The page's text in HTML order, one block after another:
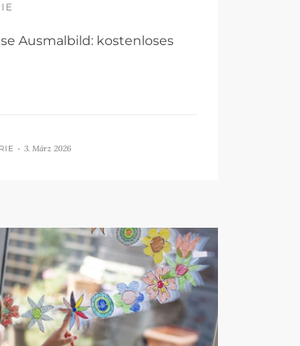
Ausmalbild: kostenloses
• 3. März 2026